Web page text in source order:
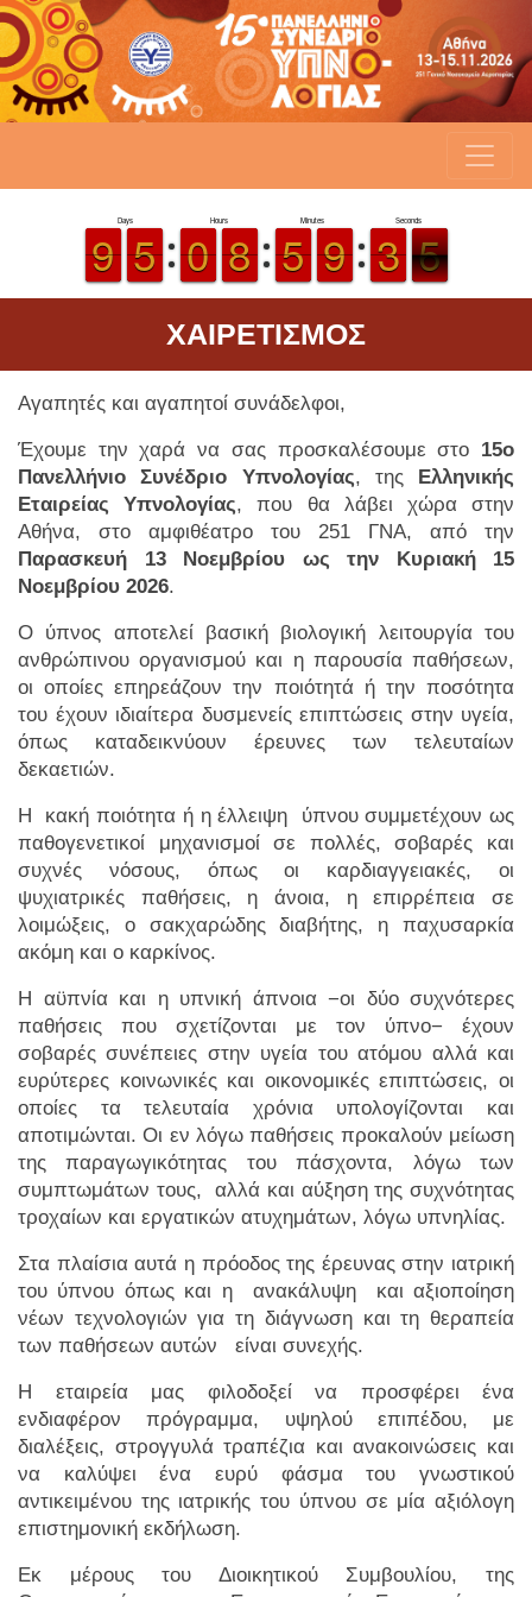
Days
8
8
9
9 4
4
5
5
Hours
9
9
0
0 7
7
8
8
ΧΑΙΡΕΤΙΣΜΟΣ
Αγαπητές και αγαπητοί συνάδελφοι,
Έχουμε την χαρά να σας προσκαλέσουμε στο 15ο
Πανελλήνιο Συνέδριο Υπνολογίας, της Ελληνικής
Εταιρείας Υπνολογίας, που θα λάβει χώρα στην
Αθήνα, στο αμφιθέατρο του 251 ΓΝΑ, από την
Παρασκευή 13 Νοεμβρίου ως την Κυριακή 15
Νοεμβρίου 2026.
Ο ύπνος αποτελεί βασική βιολογική λειτουργία του
ανθρώπινου οργανισμού και η παρουσία παθήσεων,
οι οποίες επηρεάζουν την ποιότητά ή την ποσότητα
του έχουν ιδιαίτερα δυσμενείς επιπτώσεις στην υγεία,
όπως καταδεικνύουν έρευνες των τελευταίων
δεκαετιών.
Η κακή ποιότητα ή η έλλειψη ύπνου συμμετέχουν ως
παθογενετικοί μηχανισμοί σε πολλές, σοβαρές και
συχνές νόσους, όπως οι καρδιαγγειακές, οι
ψυχιατρικές παθήσεις, η άνοια, η επιρρέπεια σε
λοιμώξεις, ο σακχαρώδης διαβήτης, η παχυσαρκία
ακόμη και ο καρκίνος.
Η αϋπνία και η υπνική άπνοια −οι δύο συχνότερες
παθήσεις που σχετίζονται με τον ύπνο− έχουν
σοβαρές συνέπειες στην υγεία του ατόμου αλλά και
ευρύτερες κοινωνικές και οικονομικές επιπτώσεις, οι
οποίες τα τελευταία χρόνια υπολογίζονται και
αποτιμώνται. Οι εν λόγω παθήσεις προκαλούν μείωση
της παραγωγικότητας του πάσχοντα, λόγω των
συμπτωμάτων τους, αλλά και αύξηση της συχνότητας
τροχαίων και εργατικών ατυχημάτων, λόγω υπνηλίας.
Στα πλαίσια αυτά η πρόοδος της έρευνας στην ιατρική
του ύπνου όπως και η ανακάλυψη και αξιοποίηση
νέων τεχνολογιών για τη διάγνωση και τη θεραπεία
των παθήσεων αυτών είναι συνεχής.
Η εταιρεία μας φιλοδοξεί να προσφέρει ένα
ενδιαφέρον πρόγραμμα, υψηλού επιπέδου, με
διαλέξεις, στρογγυλά τραπέζια και ανακοινώσεις και
να καλύψει ένα ευρύ φάσμα του γνωστικού
αντικειμένου της ιατρικής του ύπνου σε μία αξιόλογη
επιστημονική εκδήλωση.
Εκ μέρους του Διοικητικού Συμβουλίου, της